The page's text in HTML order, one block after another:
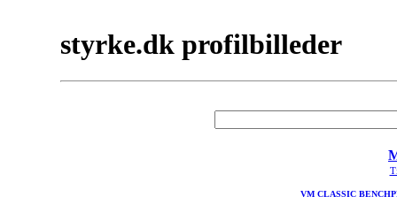
styrke.dk profilbilleder
VM CLASSIC